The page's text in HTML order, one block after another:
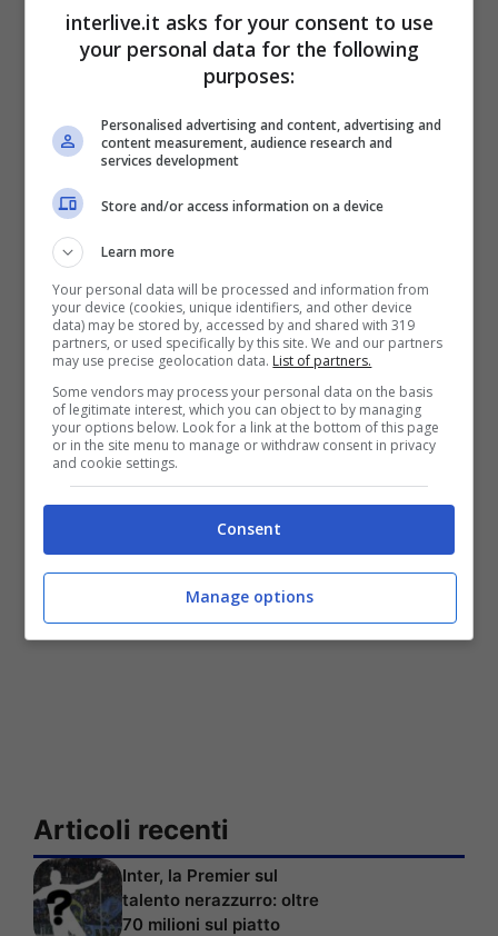
abbandonato l’idea di vestire di bianco
per ‘scelta tecnica’. Stando a
quanto afferma Sport Mediaset ora sul
terzino carioca ci sarebbe solo l’
club russo non riscuote il massimo delle
simpatie di Maicon ma in questo momento
sembrerebbe l’unico in grado di soddisfare
le richieste dell’Intere dello stesso
giocatore.
M.D.C.
Articoli recenti
Inter, la Premier sul
talento nerazzurro: oltre
70 milioni sul piatto
interlive.it asks for your consent to use
your personal data for the following
purposes:
Personalised advertising and content, advertising and
content measurement, audience research and
services development
Store and/or access information on a device
Learn more
Your personal data will be processed and information from
your device (cookies, unique identifiers, and other device
data) may be stored by, accessed by and shared with 319
partners, or used specifically by this site. We and our partners
may use precise geolocation data. List of partners.
Some vendors may process your personal data on the basis
of legitimate interest, which you can object to by managing
your options below. Look for a link at the bottom of this page
or in the site menu to manage or withdraw consent in privacy
and cookie settings.
Consent
Manage options